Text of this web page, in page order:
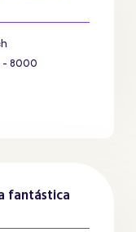
- 8000
fantástica